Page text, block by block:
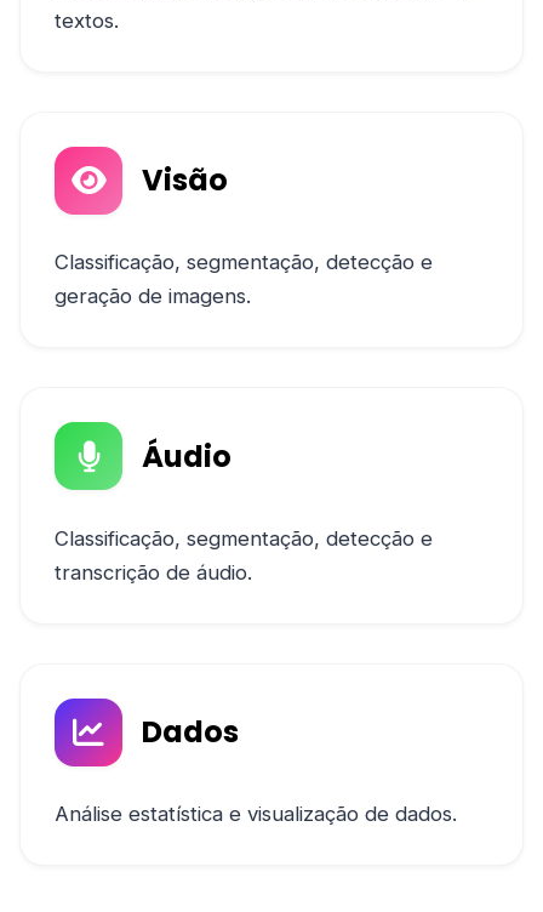
textos.
Visão
Classificação, segmentação, detecção e
geração de imagens.
Áudio
Classificação, segmentação, detecção e
transcrição de áudio.
Dados
Análise estatística e visualização de dados.